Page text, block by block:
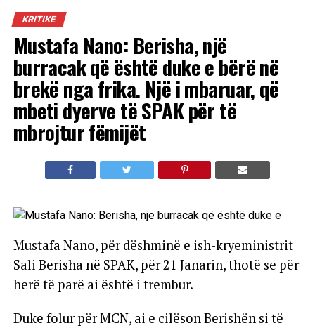
KRITIKE
Mustafa Nano: Berisha, një
burracak që është duke e bërë në
brekë nga frika. Një i mbaruar, që
mbeti dyerve të SPAK për të
mbrojtur fëmijët
Mustafa Nano, për dëshminë e ish-kryeministrit
Sali Berisha në SPAK, për 21 Janarin, thotë se për
herë të parë ai është i trembur.
Duke folur për MCN, ai e cilëson Berishën si të